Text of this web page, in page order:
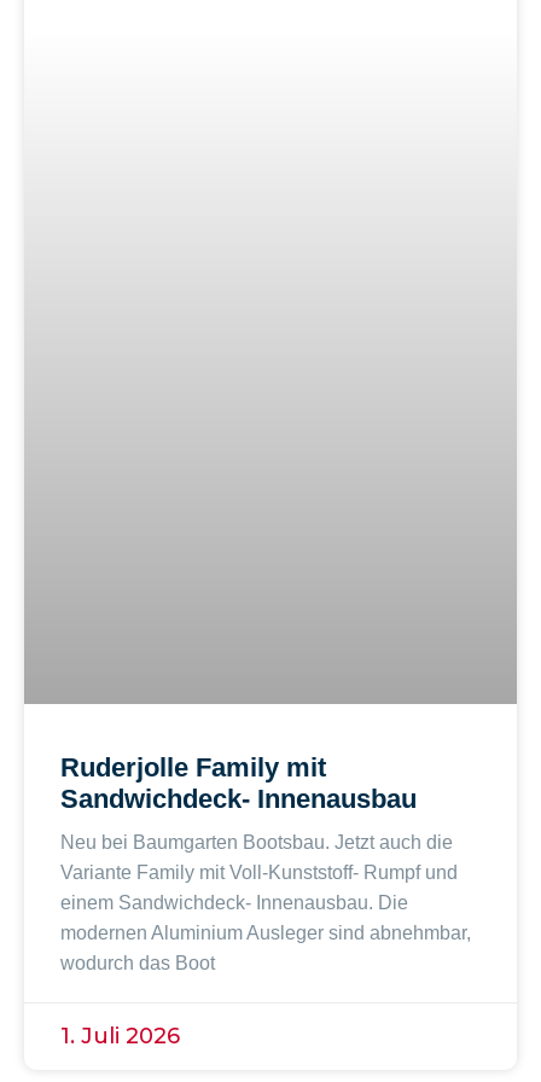
Ruderjolle Family mit
Sandwichdeck- Innenausbau
Neu bei Baumgarten Bootsbau. Jetzt auch die
Variante Family mit Voll-Kunststoff- Rumpf und
einem Sandwichdeck- Innenausbau. Die
modernen Aluminium Ausleger sind abnehmbar,
wodurch das Boot
1. Juli 2026